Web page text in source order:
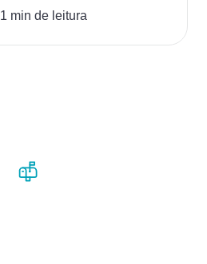
1 min de leitura